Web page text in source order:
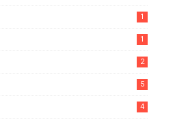
1
1
2
5
4